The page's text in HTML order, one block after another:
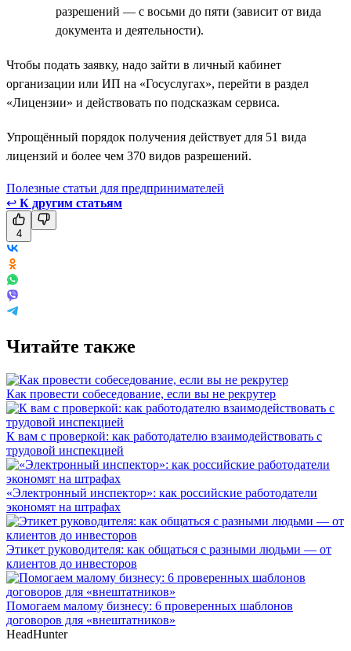
разрешений — с восьми до пяти (зависит от вида
документа и деятельности).
Чтобы подать заявку, надо зайти в личный кабинет
организации или ИП на «Госуслугах», перейти в раздел
«Лицензии» и действовать по подсказкам сервиса.
Упрощённый порядок получения действует для 51 вида
лицензий и более чем 370 видов разрешений.
Полезные статьи для предпринимателей
↩ К другим статьям
4
Читайте также
Как провести собеседование, если вы не рекрутер
К вам с проверкой: как работодателю взаимодействовать с
трудовой инспекцией
«Электронный инспектор»: как российские работодатели
экономят на штрафах
Этикет руководителя: как общаться с разными людьми — от
клиентов до инвесторов
Помогаем малому бизнесу: 6 проверенных шаблонов
договоров для «внештатников»
HeadHunter